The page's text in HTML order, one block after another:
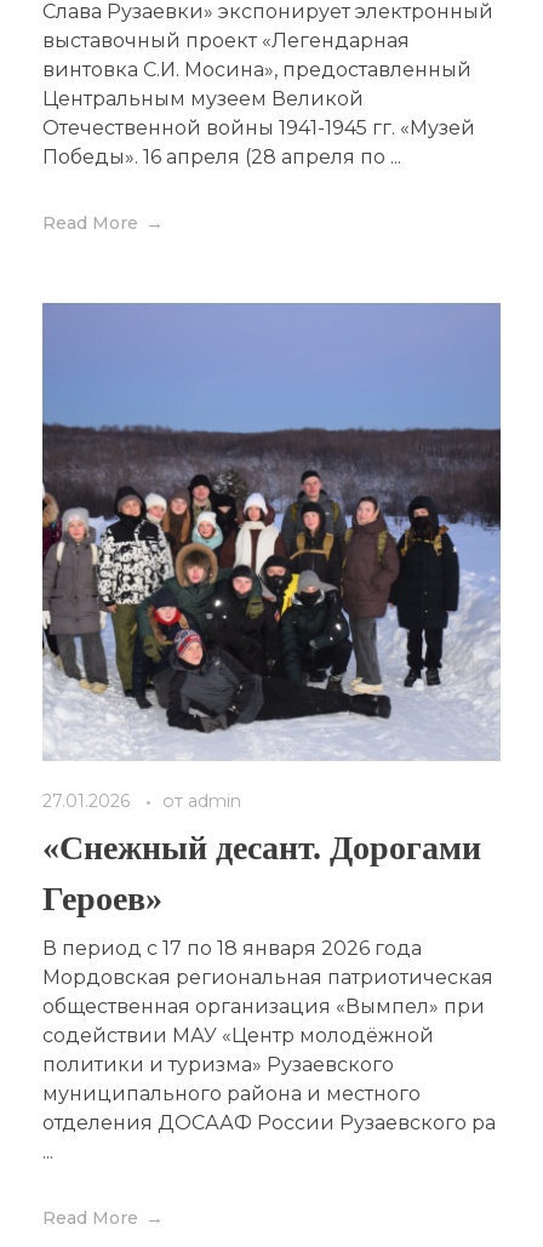
Слава Рузаевки» экспонирует электронный
выставочный проект «Легендарная
винтовка С.И. Мосина», предоставленный
Центральным музеем Великой
Отечественной войны 1941-1945 гг. «Музей
Победы». 16 апреля (28 апреля по ...
Read More
27.01.2026 от admin
«Снежный десант. Дорогами
Героев»
В период с 17 по 18 января 2026 года
Мордовская региональная патриотическая
общественная организация «Вымпел» при
содействии МАУ «Центр молодёжной
политики и туризма» Рузаевского
муниципального района и местного
отделения ДОСААФ России Рузаевского ра
...
Read More